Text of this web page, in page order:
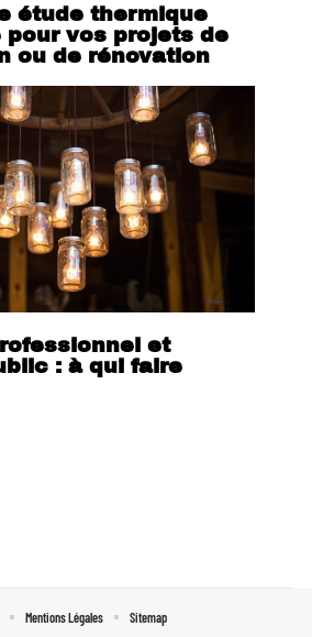
étude thermique
pour vos projets de
ou de rénovation
et
: à qui faire
Mentions Légales Sitemap